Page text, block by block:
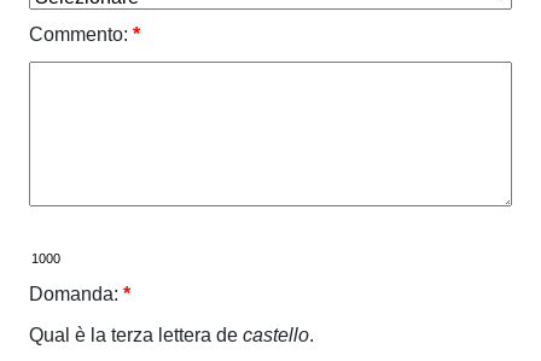
Commento: *
Domanda: *
Qual è la terza lettera de castello.